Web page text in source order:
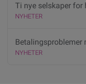
Ti nye selskaper for
NYHETER
Betalingsproblemer
NYHETER